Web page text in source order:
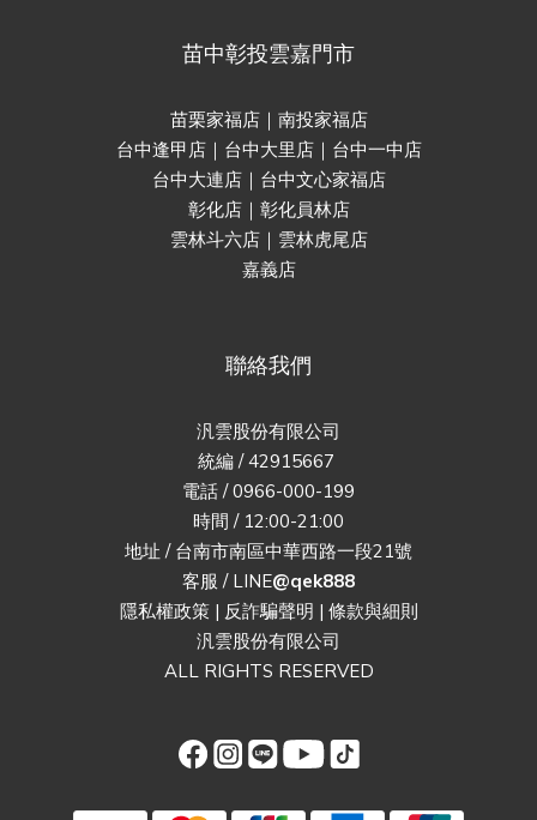
苗中彰投雲嘉門市
苗栗家福店｜南投家福店
台中逢甲店｜台中大里店｜台中一中店
台中大連店｜台中文心家福店
彰化店｜彰化員林店
雲林斗六店｜雲林虎尾店
嘉義店
聯絡我們
汎雲股份有限公司
統編 / 42915667
電話 / 0966-000-199
時間 / 12:00-21:00
地址 / 台南市南區中華西路一段21號
客服 / LINE@qek888
隱私權政策| 反詐騙聲明 | 條款與細則
汎雲股份有限公司
ALL RIGHTS RESERVED